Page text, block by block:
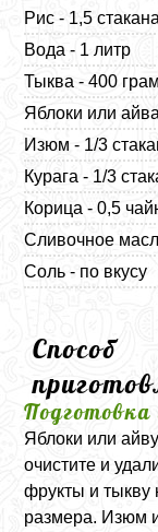
Рис - 1,5 стакана
Вода - 1 литр
Тыква - 400
Яблоки или
Изюм - 1/3
Курага - 1/3
Корица - 0,5
Сливочное
Соль - по вкусу
Способ
Подготовка
Яблоки или
очистите и
фрукты и тыкву
размера. Изюм